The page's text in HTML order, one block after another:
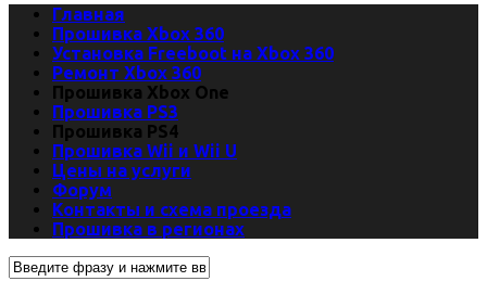
Главная
Прошивка Xbox 360
Установка Freeboot на Xbox 360
Ремонт Xbox 360
Прошивка Xbox One
Прошивка PS3
Прошивка PS4
Прошивка Wii и Wii U
Цены на услуги
Форум
Контакты и схема проезда
Прошивка в регионах